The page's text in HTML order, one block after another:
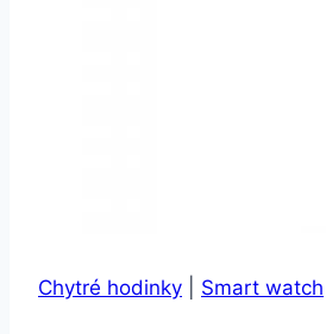
Chytré hodinky Smart watch